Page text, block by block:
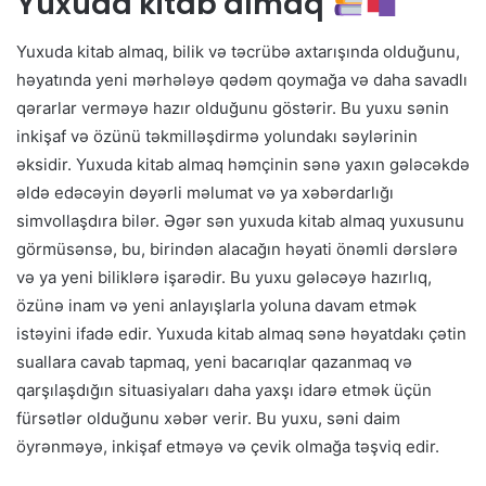
Yuxuda kitab almaq, bilik və təcrübə axtarışında olduğunu,
həyatında yeni mərhələyə qədəm qoymağa və daha savadlı
qərarlar verməyə hazır olduğunu göstərir. Bu yuxu sənin
inkişaf və özünü təkmilləşdirmə yolundakı səylərinin
əksidir. Yuxuda kitab almaq həmçinin sənə yaxın gələcəkdə
əldə edəcəyin dəyərli məlumat və ya xəbərdarlığı
simvollaşdıra bilər. Əgər sən yuxuda kitab almaq yuxusunu
görmüsənsə, bu, birindən alacağın həyati önəmli dərslərə
və ya yeni biliklərə işarədir. Bu yuxu gələcəyə hazırlıq,
özünə inam və yeni anlayışlarla yoluna davam etmək
istəyini ifadə edir. Yuxuda kitab almaq sənə həyatdakı çətin
suallara cavab tapmaq, yeni bacarıqlar qazanmaq və
qarşılaşdığın situasiyaları daha yaxşı idarə etmək üçün
fürsətlər olduğunu xəbər verir. Bu yuxu, səni daim
öyrənməyə, inkişaf etməyə və çevik olmağa təşviq edir.